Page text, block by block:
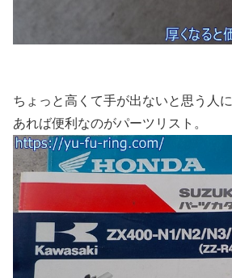
ちょっと高くて手が出ないと思う人に
あれば便利なのがパーツリスト。